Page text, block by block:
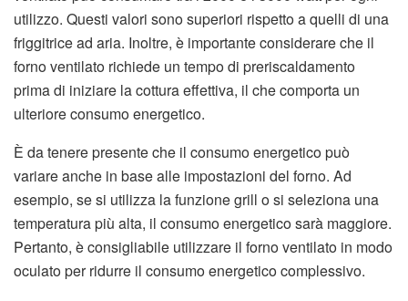
utilizzo. Questi valori sono superiori rispetto a quelli di una
friggitrice ad aria. Inoltre, è importante considerare che il
forno ventilato richiede un tempo di preriscaldamento
prima di iniziare la cottura effettiva, il che comporta un
ulteriore consumo energetico.
È da tenere presente che il consumo energetico può
variare anche in base alle impostazioni del forno. Ad
esempio, se si utilizza la funzione grill o si seleziona una
temperatura più alta, il consumo energetico sarà maggiore.
Pertanto, è consigliabile utilizzare il forno ventilato in modo
oculato per ridurre il consumo energetico complessivo.